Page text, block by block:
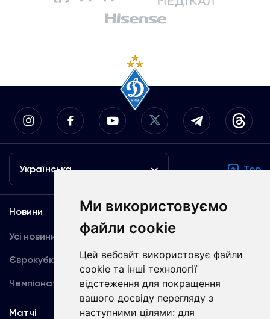
Ми використовуємо
файли cookie
Цей вебсайт використовує файли
cookie та інші технології
відстеження для покращення
вашого досвіду перегляду з
наступними цілями: для
Українська Top
Новини
Усі новини
Єврокубки
Чемпіонат України
Медіа
Динамо TV
Фотогалерея
Акредитація
Матчі Команда